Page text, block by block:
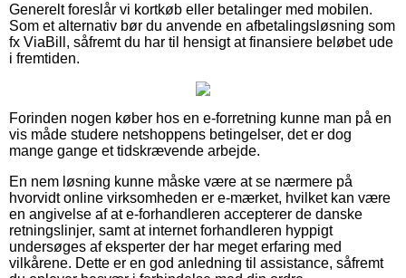
Generelt foreslår vi kortkøb eller betalinger med mobilen.
Som et alternativ bør du anvende en afbetalingsløsning som
fx ViaBill, såfremt du har til hensigt at finansiere beløbet ude
i fremtiden.
Forinden nogen køber hos en e-forretning kunne man på en
vis måde studere netshoppens betingelser, det er dog
mange gange et tidskrævende arbejde.
En nem løsning kunne måske være at se nærmere på
hvorvidt online virksomheden er e-mærket, hvilket kan være
en angivelse af at e-forhandleren accepterer de danske
retningslinjer, samt at internet forhandleren hyppigt
undersøges af eksperter der har meget erfaring med
vilkårene. Dette er en god anledning til assistance, såfremt